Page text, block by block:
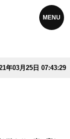
MENU
年03月25日 07:43:29